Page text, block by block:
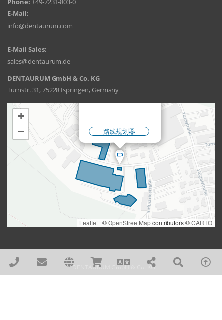
Phone: +49-7231-803-0
E-Mail:
info@dentaurum.com
E-Mail Sales:
sales@dentaurum.de
DENTAURUM GmbH & Co. KG
Turnstr. 31, 75228 Ispringen, Germany
DENTAURUM GmbH & Co. KG